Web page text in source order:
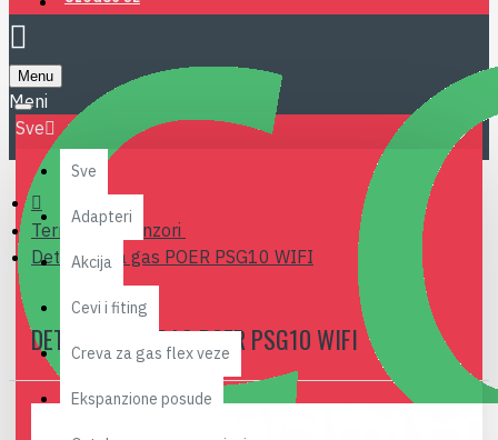
Menu
Sve
Sve
Adapteri
Akcija
Cevi i fiting
Creva za gas flex veze
Ekspanzione posude
Termostati senzori
Detektor za gas POER PSG10 WIFI
DETEKTOR ZA GAS POER PSG10 WIFI